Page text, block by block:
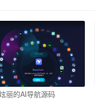
丽的AI导航源码